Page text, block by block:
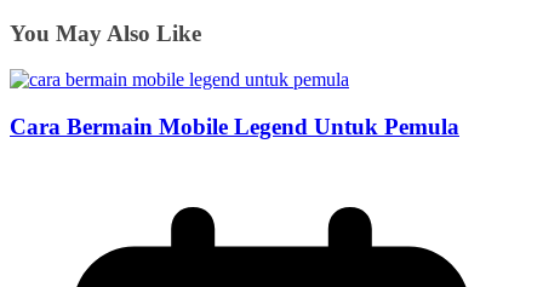
You May Also Like
Cara Bermain Mobile Legend Untuk Pemula